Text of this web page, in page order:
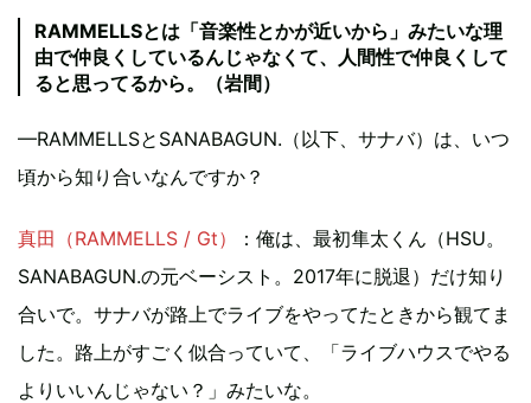
RAMMELLSとは「音楽性とかが近いから」みたいな理
由で仲良くしているんじゃなくて、人間性で仲良くして
ると思ってるから。（岩間）
—RAMMELLSとSANABAGUN.（以下、サナバ）は、いつ
頃から知り合いなんですか？
真田（RAMMELLS / Gt）
：俺は、最初隼太くん（HSU。
SANABAGUN.の元ベーシスト。2017年に脱退）だけ知り
合いで。サナバが路上でライブをやってたときから観てま
した。路上がすごく似合っていて、「ライブハウスでやる
よりいいんじゃない？」みたいな。